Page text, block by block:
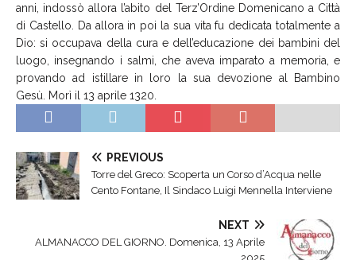
anni, indossò allora l’abito del Terz’Ordine Domenicano a Città
di Castello. Da allora in poi la sua vita fu dedicata totalmente a
Dio: si occupava della cura e dell’educazione dei bambini del
luogo, insegnando i salmi, che aveva imparato a memoria, e
provando ad istillare in loro la sua devozione al Bambino
Gesù. Morì il 13 aprile 1320.
PREVIOUS
Torre del Greco: Scoperta un Corso d’Acqua nelle
Cento Fontane, Il Sindaco Luigi Mennella Interviene
NEXT
ALMANACCO DEL GIORNO. Domenica, 13 Aprile